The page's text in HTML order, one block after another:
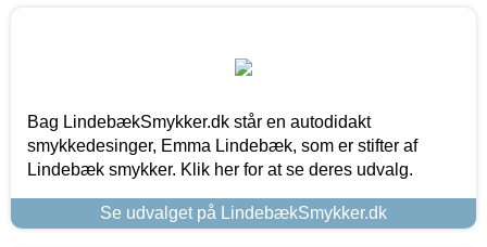
Bag LindebækSmykker.dk står en autodidakt
smykkedesinger, Emma Lindebæk, som er stifter af
Lindebæk smykker. Klik her for at se deres udvalg.
Se udvalget på LindebækSmykker.dk